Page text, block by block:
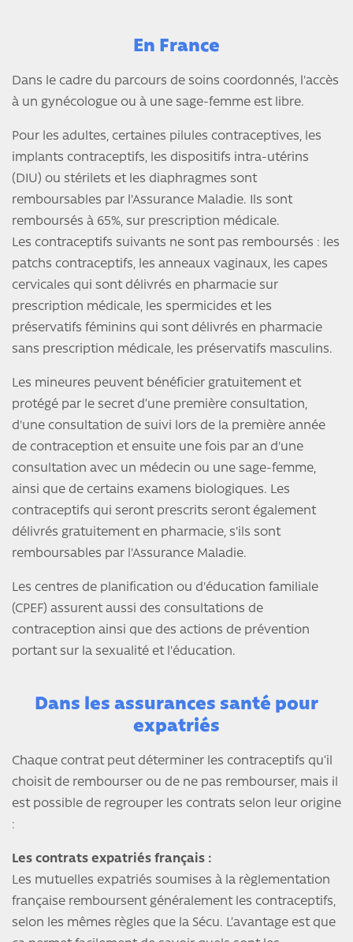
En France
Dans le cadre du parcours de soins coordonnés, l'accès
à un gynécologue ou à une sage-femme est libre.
Pour les adultes, certaines pilules contraceptives, les
implants contraceptifs, les dispositifs intra-utérins
(DIU) ou stérilets et les diaphragmes sont
remboursables par l'Assurance Maladie. Ils sont
remboursés à 65%, sur prescription médicale.
Les contraceptifs suivants ne sont pas remboursés : les
patchs contraceptifs, les anneaux vaginaux, les capes
cervicales qui sont délivrés en pharmacie sur
prescription médicale, les spermicides et les
préservatifs féminins qui sont délivrés en pharmacie
sans prescription médicale, les préservatifs masculins.
Les mineures peuvent bénéficier gratuitement et
protégé par le secret d’une première consultation,
d'une consultation de suivi lors de la première année
de contraception et ensuite une fois par an d'une
consultation avec un médecin ou une sage-femme,
ainsi que de certains examens biologiques. Les
contraceptifs qui seront prescrits seront également
délivrés gratuitement en pharmacie, s'ils sont
remboursables par l'Assurance Maladie.
Les centres de planification ou d'éducation familiale
(CPEF) assurent aussi des consultations de
contraception ainsi que des actions de prévention
portant sur la sexualité et l'éducation.
Dans les assurances santé pour
expatriés
Chaque contrat peut déterminer les contraceptifs qu’il
choisit de rembourser ou de ne pas rembourser, mais il
est possible de regrouper les contrats selon leur origine
:
Les contrats expatriés français :
Les mutuelles expatriés soumises à la règlementation
française remboursent généralement les contraceptifs,
selon les mêmes règles que la Sécu. L’avantage est que